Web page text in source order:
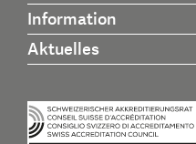
Information
Aktuelles